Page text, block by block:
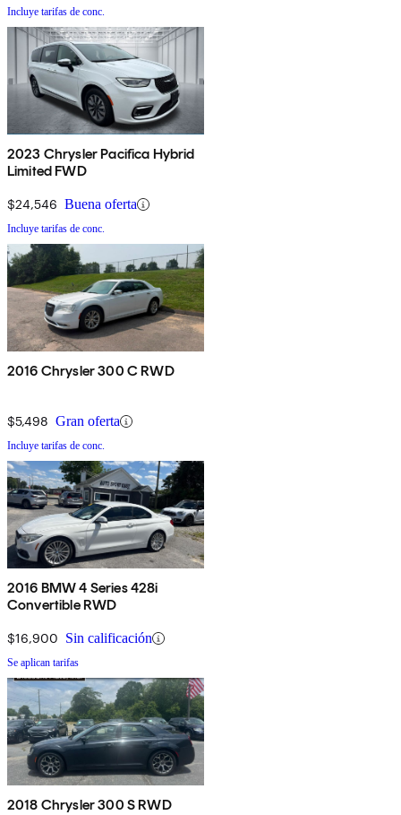
Incluye tarifas de conc.
2023 Chrysler Pacifica Hybrid
Limited FWD
$24,546 Buena oferta
Incluye tarifas de conc.
2016 Chrysler 300 C RWD
$5,498 Gran oferta
Incluye tarifas de conc.
2016 BMW 4 Series 428i
Convertible RWD
$16,900 Sin calificación
Se aplican tarifas
2018 Chrysler 300 S RWD